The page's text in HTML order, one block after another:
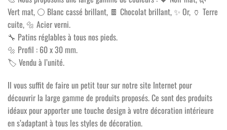
Vert mat, ⚪ Blanc cassé brillant, 🍫 Chocolat brillant, ✨ Or, 🏺 Terre
cuite, 🔩 Acier verni.
🔧 Patins réglables à tous nos pieds.
🔩 Profil : 60 x 30 mm.
🏷️ Vendu à l’unité.
Il vous suffit de faire un petit tour sur notre site Internet pour
découvrir la large gamme de produits proposés. Ce sont des produits
idéaux pour apporter une touche design à votre décoration intérieure
en s’adaptant à tous les styles de décoration.